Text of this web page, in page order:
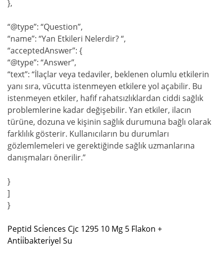
},
“@type”: “Question”,
“name”: “Yan Etkileri Nelerdir? “,
“acceptedAnswer”: {
“@type”: “Answer”,
“text”: “İlaçlar veya tedaviler, beklenen olumlu etkilerin
yanı sıra, vücutta istenmeyen etkilere yol açabilir. Bu
istenmeyen etkiler, hafif rahatsızlıklardan ciddi sağlık
problemlerine kadar değişebilir. Yan etkiler, ilacın
türüne, dozuna ve kişinin sağlık durumuna bağlı olarak
farklılık gösterir. Kullanıcıların bu durumları
gözlemlemeleri ve gerektiğinde sağlık uzmanlarına
danışmaları önerilir.”
}
]
}
Peptid Sci̇ences Cjc 1295 10 Mg 5 Flakon +
Anti̇i̇bakteri̇yel Su